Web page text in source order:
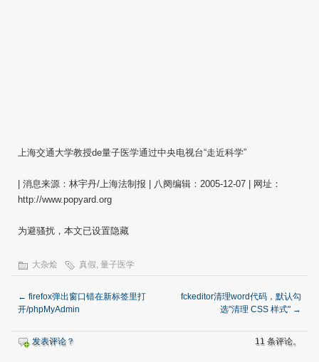
上海交通大学教授de量子医学通过中央电视台“走近科学”
| 消息来源：林宇丹/上海法制报 | 八阕编辑：2005-12-07 | 网址：
http://www.popyard.org
为避骚扰，本文已设置隐藏
大杂烩 真假, 量子医学
← firefox弹出窗口错在新标签里打
开/phpMyAdmin
fckeditor清理word代码，默认勾
选"清理 CSS 样式" →
发表评论？ 11 条评论。